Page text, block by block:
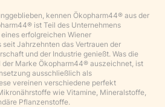
kennen Ökopharm44® aus der
ist Teil des Unternehmens
eines erfolgreichen Wiener
seit Jahrzehnten das Vertrauen der
und der Industrie genießt. Was die
Marke Ökopharm44® auszeichnet, ist
ausschließlich als
vereinen verschiedene perfekt
wie Vitamine, Mineralstoffe,
Pflanzenstoffe.